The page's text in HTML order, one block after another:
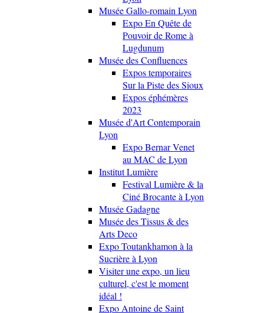
Musée Gallo-romain Lyon
Expo En Quête de
Pouvoir de Rome à
Lugdunum
Musée des Confluences
Expos temporaires
Sur la Piste des Sioux
Expos éphémères
2023
Musée d'Art Contemporain
Lyon
Expo Bernar Venet
au MAC de Lyon
Institut Lumière
Festival Lumière & la
Ciné Brocante à Lyon
Musée Gadagne
Musée des Tissus & des
Arts Deco
Expo Toutankhamon à la
Sucrière à Lyon
Visiter une expo, un lieu
culturel, c'est le moment
idéal !
Expo Antoine de Saint